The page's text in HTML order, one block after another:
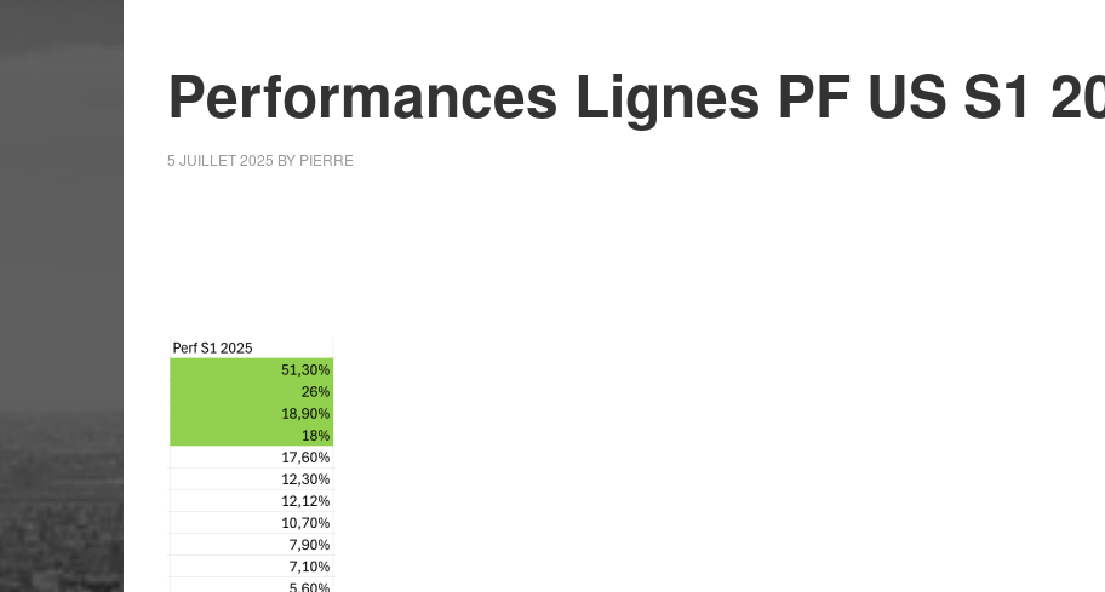
Performances Lignes PF US S1
5 JUILLET 2025 BY PIERRE